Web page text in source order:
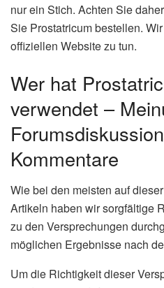
nur ein Stich. Achten Sie
Sie Prostatricum bestellen.
offiziellen Website zu tun.
Wer hat
verwendet –
Kommentare
Wie bei den meisten auf
Artikeln haben wir sorgfältige
zu den Versprechungen
möglichen Ergebnisse nach
Um die Richtigkeit dieser